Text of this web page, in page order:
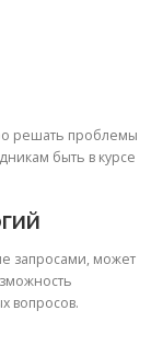
решать проблемы
быть в курсе
запросами, может
вопросов.